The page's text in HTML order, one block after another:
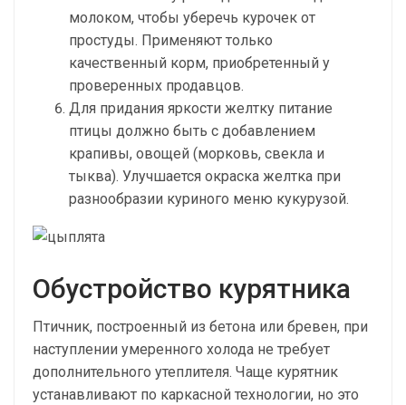
молоком, чтобы уберечь курочек от
простуды. Применяют только
качественный корм, приобретенный у
проверенных продавцов.
Для придания яркости желтку питание
птицы должно быть с добавлением
крапивы, овощей (морковь, свекла и
тыква). Улучшается окраска желтка при
разнообразии куриного меню кукурузой.
Обустройство курятника
Птичник, построенный из бетона или бревен, при
наступлении умеренного холода не требует
дополнительного утеплителя. Чаще курятник
устанавливают по каркасной технологии, но это